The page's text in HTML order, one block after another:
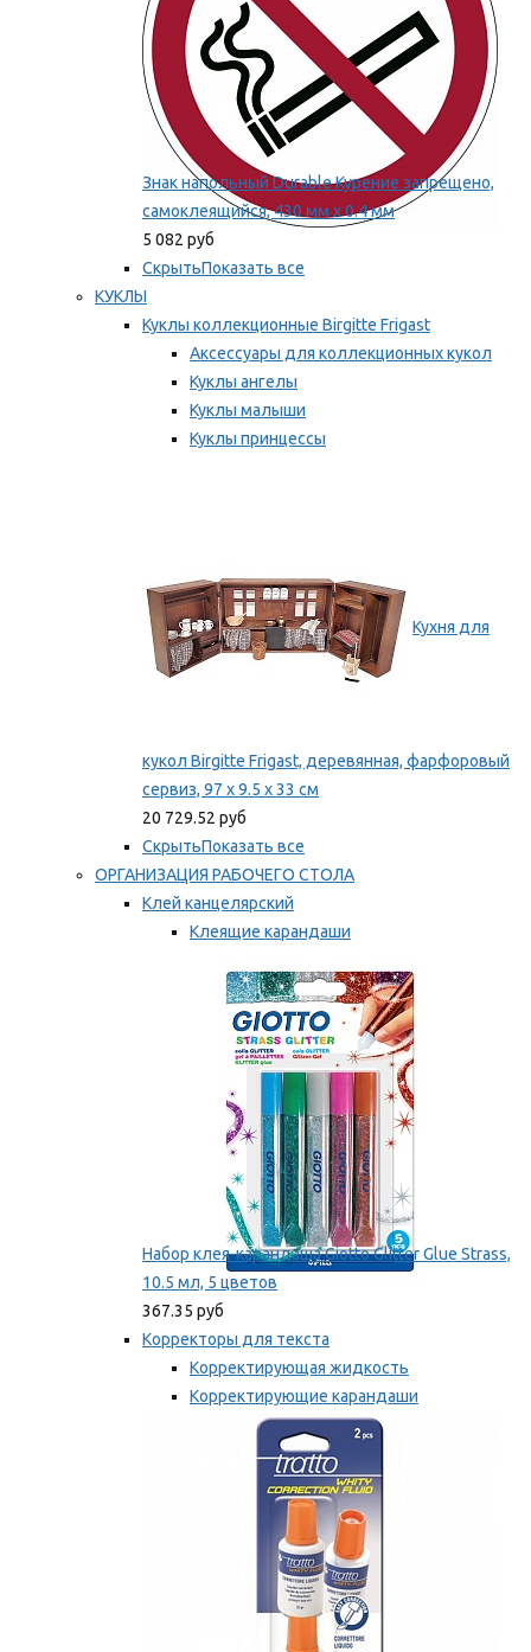
Знак напольный Durable Курение запрещено,
самоклеящийся, 430 мм х 0.4 мм
5 082 руб
СкрытьПоказать все
КУКЛЫ
Куклы коллекционные Birgitte Frigast
Аксессуары для коллекционных кукол
Куклы ангелы
Куклы малыши
Куклы принцессы
Кухня для
кукол Birgitte Frigast, деревянная, фарфоровый
сервиз, 97 x 9.5 x 33 см
20 729.52 руб
СкрытьПоказать все
ОРГАНИЗАЦИЯ РАБОЧЕГО СТОЛА
Клей канцелярский
Клеящие карандаши
Мы рекомендуем
Набор клея-карандаша Giotto Glitter Glue Strass,
10.5 мл, 5 цветов
367.35 руб
Корректоры для текста
Корректирующая жидкость
Корректирующие карандаши
Корректирующие ленты
Мы рекомендуем